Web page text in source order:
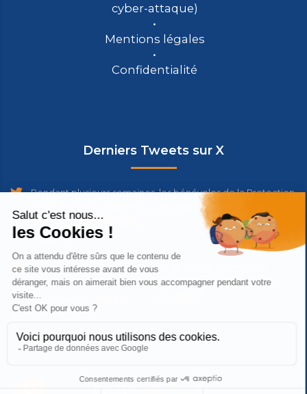
cyber-attaque)
Mentions légales
Confidentialité
Derniers Tweets sur X
Pendant plusieurs semaines, les bénévoles de la Protection
Civile de Vendée se sont relayés pour assurer le Disposi…
https://t.co/wh8YMlH8k5
19 hours ago
[Feux de forêts] Les bénévoles de la Protection Civile
ouvrent des Centres d'Hébergement d'Urgence à
Bordeaux et…
10 days ago